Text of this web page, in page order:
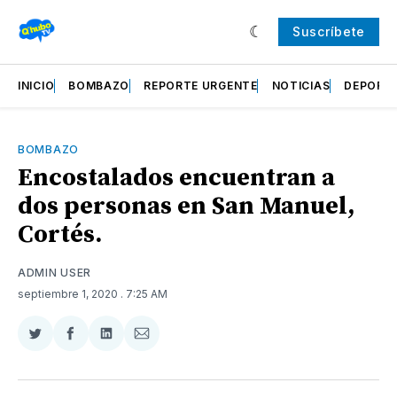
Suscríbete
INICIO BOMBAZO REPORTE URGENTE NOTICIAS
BOMBAZO
Encostalados encuentran a
dos personas en San Manuel,
Cortés.
ADMIN USER
septiembre 1, 2020 . 7:25 AM
Compartir
Twitter
Compartir
Facebook
Compartir
LinkedIn
Compartir
Email